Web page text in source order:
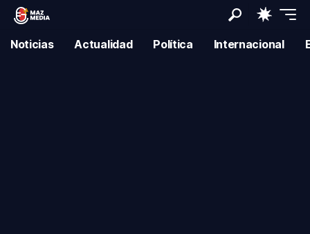
Noticias Actualidad Política Internacional